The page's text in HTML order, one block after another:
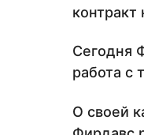
Сегодня
работа с
О своей